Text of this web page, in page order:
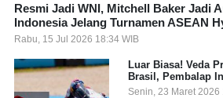
Resmi Jadi WNI, Mitchell Baker Jadi
Indonesia Jelang Turnamen ASEAN
Rabu, 15 Jul 2026 18:34 WIB
Luar Biasa! Veda
Brasil, Pembalap
Grand Prix
Senin, 23 Maret 2026